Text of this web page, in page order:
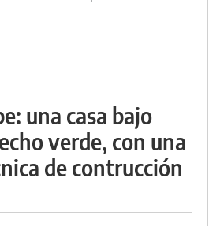
una casa bajo
verde, con una
de contrucción